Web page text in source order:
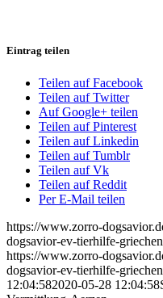
Eintrag teilen
Teilen auf Facebook
Teilen auf Twitter
Auf Google+ teilen
Teilen auf Pinterest
Teilen auf Linkedin
Teilen auf Tumblr
Teilen auf Vk
Teilen auf Reddit
Per E-Mail teilen
https://www.zorro-
dogsavior-ev-tierhilfe-
https://www.zorro-
dogsavior-ev-tierhilfe-
12:04:582020-05-28 12:04:58